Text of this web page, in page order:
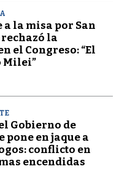
la misa por San
rechazó la
el Congreso: “El
Milei”
Gobierno de
en jaque a
conflicto en
encendidas